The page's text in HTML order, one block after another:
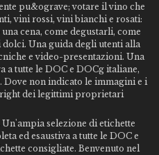
pu&ograve; votare il vino che
vini rossi, vini bianchi e rosati:
cena, come degustarli, come
Una guida degli utenti alla
e video-presentazioni. Una
a tutte le DOC e DOCg italiane,
Dove non indicato le immagini e i
dei legittimi proprietari
selezione di etichette
ed esaustiva a tutte le DOC e
consigliate. Benvenuto nel